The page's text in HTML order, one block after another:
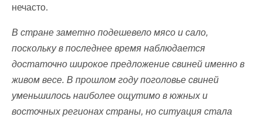
нечасто.
В стране заметно подешевело мясо и сало,
поскольку в последнее время наблюдается
достаточно широкое предложение свиней именно в
живом весе. В прошлом году поголовье свиней
уменьшилось наиболее ощутимо в южных и
восточных регионах страны, но ситуация стала